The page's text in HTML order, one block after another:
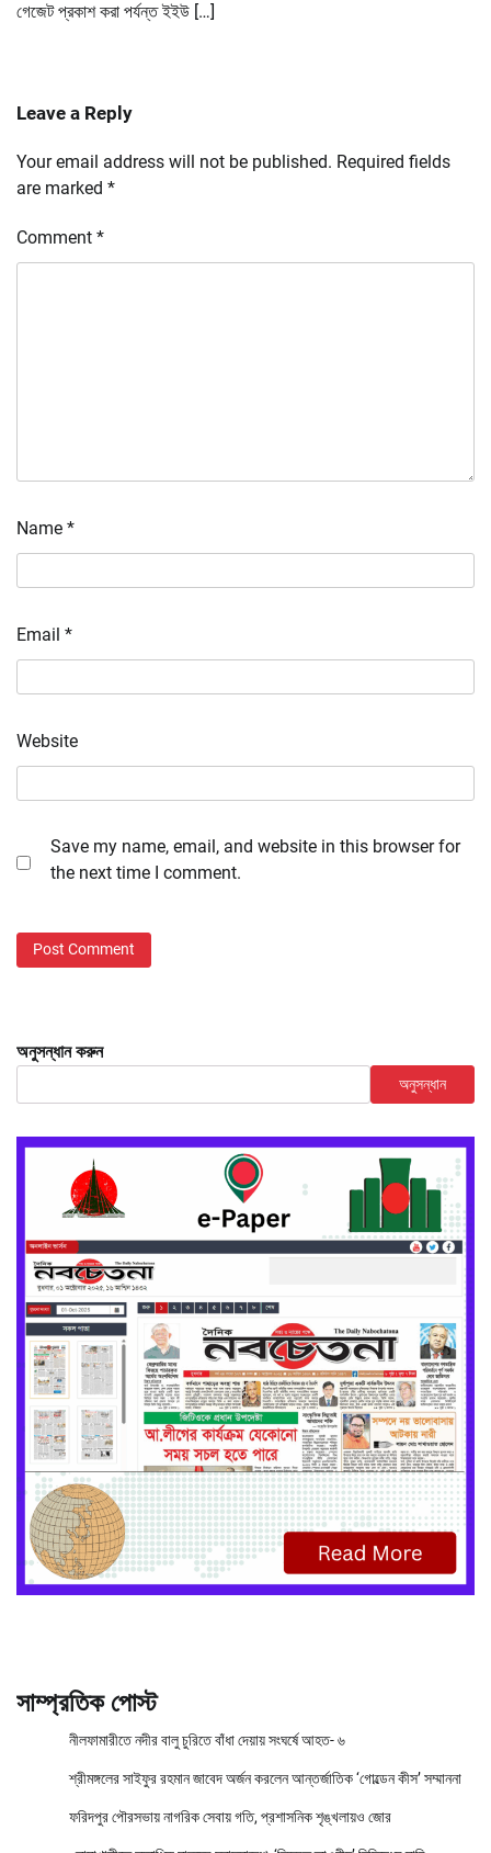
গেজেট প্রকাশ করা পর্যন্ত ইইউ […]
Leave a Reply
Your email address will not be published. Required fields
are marked *
Comment *
Name *
Email *
Website
Save my name, email, and website in this browser for
the next time I comment.
অনুসন্ধান করুন
অনুসন্ধান
সাম্প্রতিক পোস্ট
নীলফামারীতে নদীর বালু চুরিতে বাঁধা দেয়ায় সংঘর্ষে আহত- ৬
শ্রীমঙ্গলের সাইফুর রহমান জাবেদ অর্জন করলেন আন্তর্জাতিক ‘গোল্ডেন কীস’ সম্মাননা
ফরিদপুর পৌরসভায় নাগরিক সেবায় গতি, প্রশাসনিক শৃঙ্খলায়ও জোর